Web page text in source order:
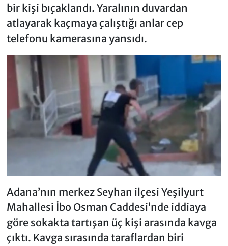
bir kişi bıçaklandı. Yaralının duvardan
atlayarak kaçmaya çalıştığı anlar cep
telefonu kamerasına yansıdı.
Adana’nın merkez Seyhan ilçesi Yeşilyurt
Mahallesi İbo Osman Caddesi’nde iddiaya
göre sokakta tartışan üç kişi arasında kavga
çıktı. Kavga sırasında taraflardan biri